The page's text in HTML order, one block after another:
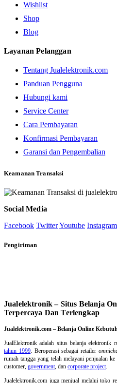
Wishlist
Shop
Blog
Layanan Pelanggan
Tentang Jualelektronik.com
Panduan Pengguna
Hubungi kami
Service Center
Cara Pembayaran
Konfirmasi Pembayaran
Garansi dan Pengembalian
Keamanan Transaksi
Social Media
Facebook TwitterYoutube Instagram
Pengiriman
Jualelektronik – Situs Belanja
Terpercaya Dan Terlengkap
Jualelektronik.com – Belanja Online
JualElektronik adalah situs belanja elektronik
tahun 1999. Beroperasi sebagai retailer
rumah tangga yang telah melayani penjualan
customer, government , dan corporate project
Jualelektronik.com juga menjual melalui toko